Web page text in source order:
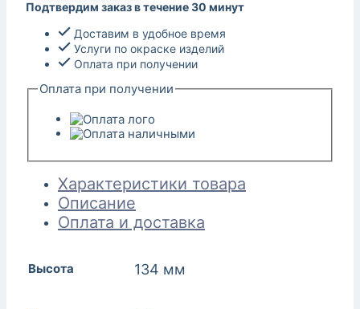
Подтвердим заказ в течение 30 минут
Доставим в удобное время
Услуги по окраске изделий
Оплата при получении
Оплата при получении
Характеристики товара
Описание
Оплата и доставка
Высота 134 мм